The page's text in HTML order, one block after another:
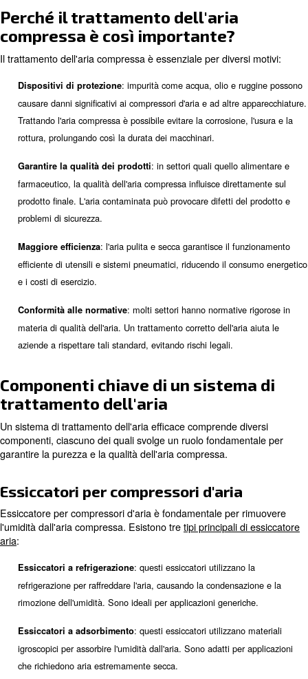
l'efficienza e la durata dei compressori d'aria e dei
supportano.
Rimuovendo impurità quali acqua, olio, ruggine e
l'aria utilizzata in varie applicazioni sia pulita e priva di
Questo blog approfondirà l'importanza del trattamento
compressa, i componenti principali coinvolti e come
mantenere le apparecchiature più adatte alle tue
Perché il trattamento dell'aria
compressa è così importante?
Il trattamento dell'aria compressa è essenziale per
causare danni significativi ai compressori d'aria e ad altre
Trattando l'aria compressa è possibile evitare la
Garantire la qualità dei prodotti: in settori quali quello
farmaceutico, la qualità dell'aria compressa influisce
prodotto finale. L'aria contaminata può provocare difetti
problemi di sicurezza.
Maggiore efficienza: l'aria pulita e secca garantisce il
efficiente di utensili e sistemi pneumatici, riducendo il
e i costi di esercizio.
Conformità alle normative: molti settori hanno
materia di qualità dell'aria. Un trattamento corretto
Componenti chiave di un